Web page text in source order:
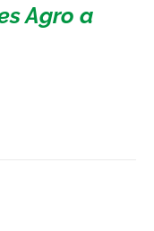
Agro a